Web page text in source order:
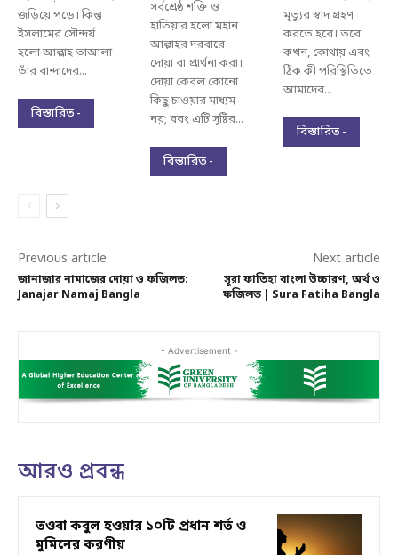
জড়িয়ে পড়ে। কিন্তু
ইসলামের সৌন্দর্য
হলো আল্লাহ তাআলা
তাঁর বান্দাদের...
বিস্তারিত -
সর্বশ্রেষ্ঠ শক্তি ও
হাতিয়ার হলো মহান
আল্লাহর দরবারে
দোয়া বা প্রার্থনা করা।
দোয়া কেবল কোনো
কিছু চাওয়ার মাধ্যম
নয়; বরং এটি সৃষ্টির...
বিস্তারিত -
মৃত্যুর স্বাদ গ্রহণ
করতে হবে। তবে
কখন, কোথায় এবং
ঠিক কী পরিস্থিতিতে
আমাদের...
বিস্তারিত -
Previous article
জানাজার নামাজের দোয়া ও ফজিলত:
Janajar Namaj Bangla
Next article
সূরা ফাতিহা বাংলা উচ্চারণ, অর্থ ও
ফজিলত | Sura Fatiha Bangla
- Advertisement -
আরও প্রবন্ধ
তওবা কবুল হওয়ার ১০টি প্রধান শর্ত ও
মুমিনের করণীয়